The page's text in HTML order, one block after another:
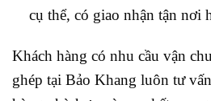
cụ thể, có giao nhận tận nơi
Khách hàng có nhu cầu vận
ghép tại Bảo Khang luôn tư